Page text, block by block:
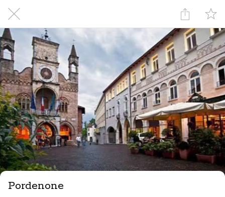
Pordenone